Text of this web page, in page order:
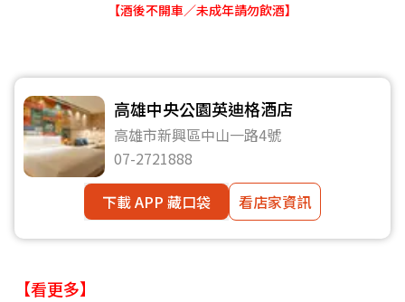
【酒後不開車／未成年請勿飲酒】
高雄中央公園英迪格酒店
高雄市新興區中山一路4號
07-2721888
下載 APP 藏口袋
看店家資訊
【看更多】